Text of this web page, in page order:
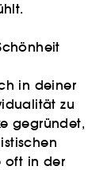
in deiner
zu
gegründet,
oft in der